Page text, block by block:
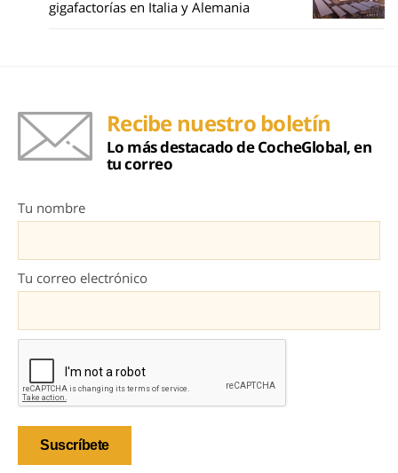
gigafactorías en Italia y Alemania
Recibe nuestro boletín
Lo más destacado de CocheGlobal, en
tu correo
Tu nombre
Tu correo electrónico